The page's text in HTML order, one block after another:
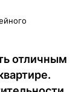
отличным